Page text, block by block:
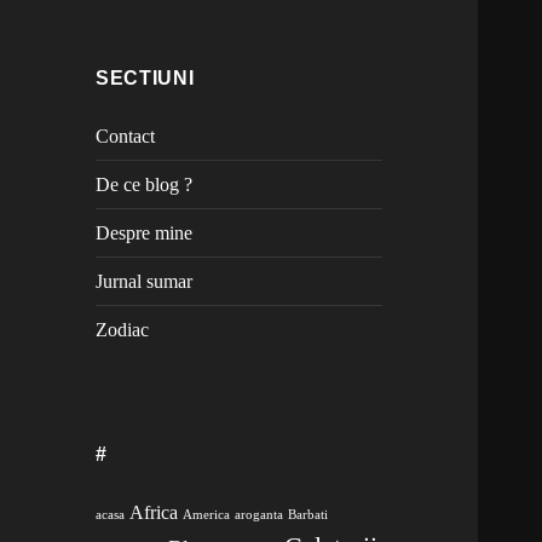
SECTIUNI
Contact
De ce blog ?
Despre mine
Jurnal sumar
Zodiac
#
acasa Africa America aroganta Barbati